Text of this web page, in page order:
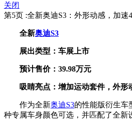
关闭
第5页 :全新奥迪S3：外形动感，加速
全新奥迪S3
展出类型：车展上市
预计售价：39.98万元
吸睛亮点：增加运动套件，外形
作为全新奥迪S3的性能版衍生车
种专属车身颜色可选，并匹配了全新